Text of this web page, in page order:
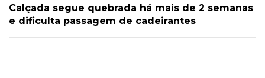
Calçada segue quebrada há mais de 2 semanas
e dificulta passagem de cadeirantes